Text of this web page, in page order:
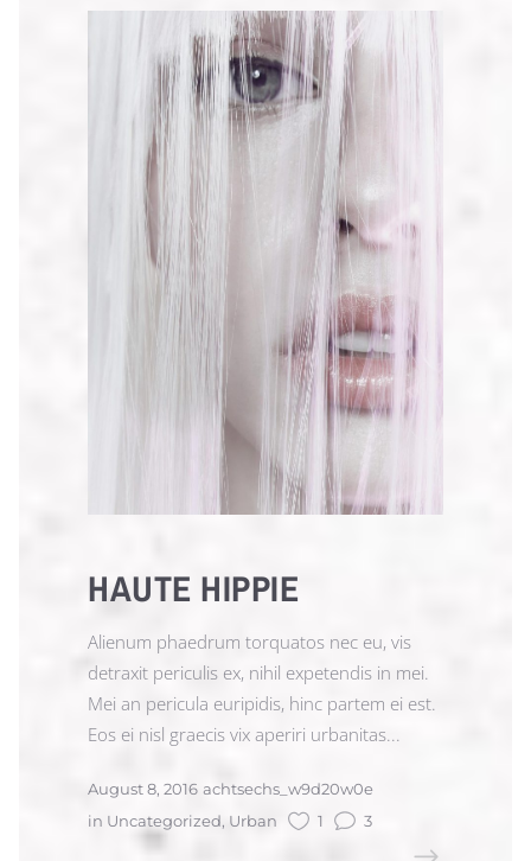
HAUTE HIPPIE
Alienum phaedrum torquatos nec eu, vis
detraxit periculis ex, nihil expetendis in mei.
Mei an pericula euripidis, hinc partem ei est.
Eos ei nisl graecis vix aperiri urbanitas...
August 8, 2016 achtsechs_w9d20w0e
in Uncategorized, Urban 1 3